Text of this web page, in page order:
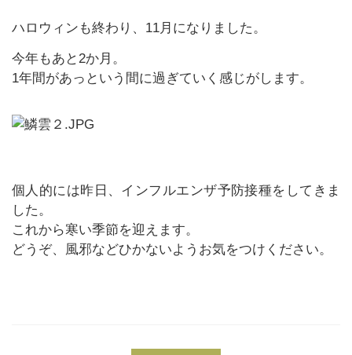
ハロウィンも終わり、11月になりました。
今年もあと2か月。
1年間があっという間に過ぎていく感じがします。
個人的には昨日、インフルエンザ予防接種をしてきま
した。
これから寒い季節を迎えます。
どうぞ、風邪などひかないようお気をつけください。